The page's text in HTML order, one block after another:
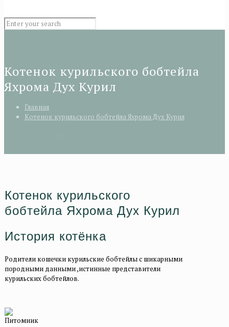
Котенок курильского бобтейла
Яхрома Дух Курил
Главная
Котенок курильского бобтейла Яхрома Дух Курил
Котенок курильского
бобтейла Яхрома Дух Курил
История котёнка
Родители кошечки курильские бобтейлы с шикарными
породными данными ,истинные представители
курильских бобтейлов.